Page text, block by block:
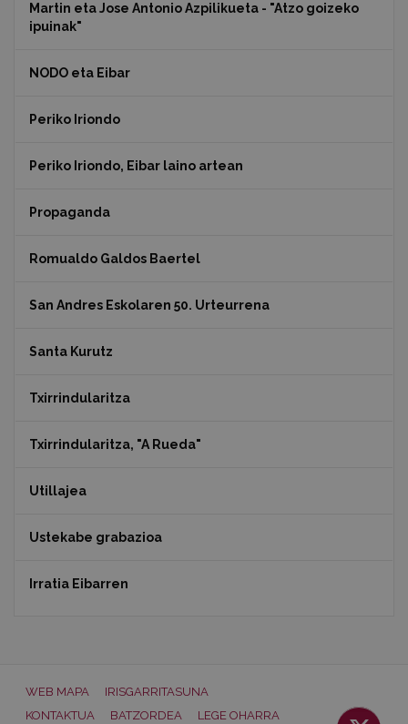
Martin eta Jose Antonio Azpilikueta - "Atzo goizeko
ipuinak"
NODO eta Eibar
Periko Iriondo
Periko Iriondo, Eibar laino artean
Propaganda
Romualdo Galdos Baertel
San Andres Eskolaren 50. Urteurrena
Santa Kurutz
Txirrindularitza
Txirrindularitza, "A Rueda"
Utillajea
Ustekabe grabazioa
Irratia Eibarren
WEB MAPA
IRISGARRITASUNA
KONTAKTUA
BATZORDEA LEGE OHARRA